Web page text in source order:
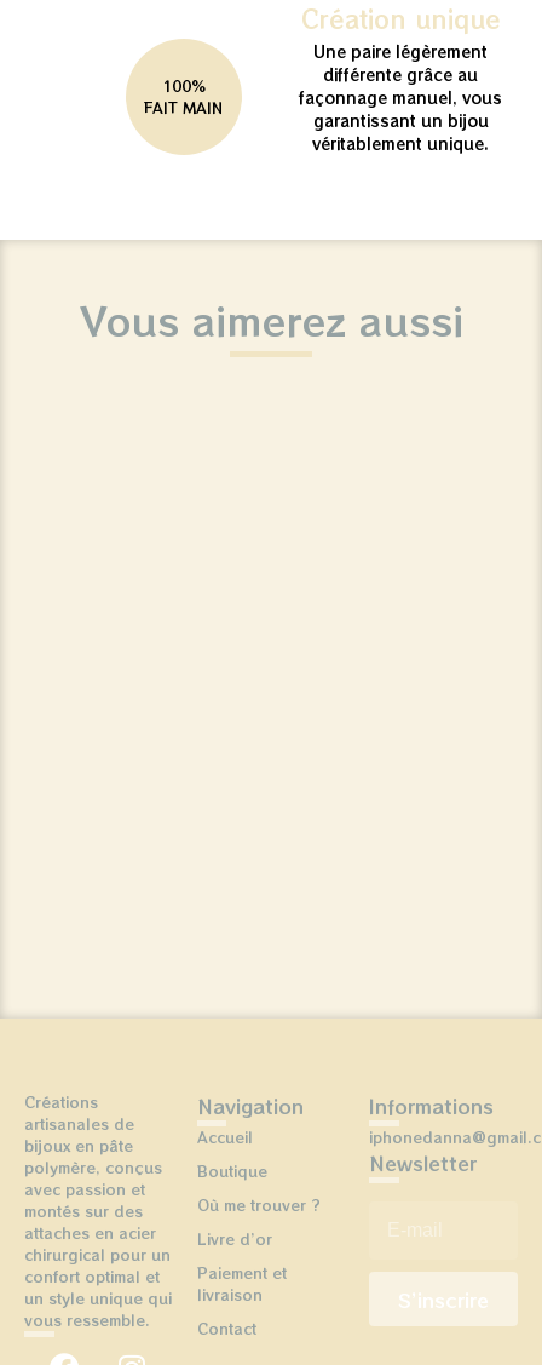
100%
FAIT MAIN
Création unique
Une paire légèrement
différente grâce au
façonnage manuel, vous
garantissant un bijou
véritablement unique.
Vous aimerez aussi
Créations
artisanales de
bijoux en pâte
polymère, conçus
avec passion et
montés sur des
attaches en acier
chirurgical pour un
confort optimal et
un style unique qui
vous ressemble.
Navigation
Accueil
Boutique
Où me trouver ?
Livre d’or
Paiement et
livraison
Contact
Informations
Newsletter